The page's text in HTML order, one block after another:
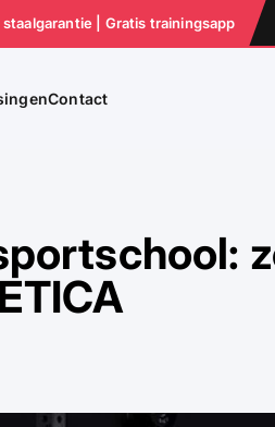
| Gratis trainingsapp
Contact